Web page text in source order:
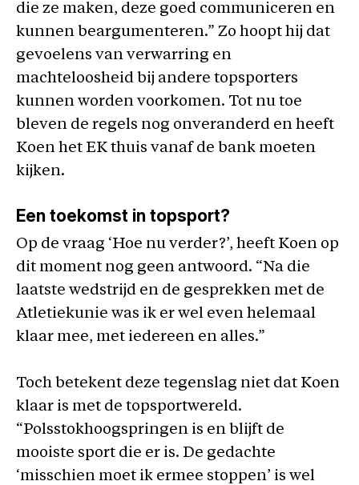
die ze maken, deze goed communiceren en
kunnen beargumenteren.” Zo hoopt hij dat
gevoelens van verwarring en
machteloosheid bij andere topsporters
kunnen worden voorkomen. Tot nu toe
bleven de regels nog onveranderd en heeft
Koen het EK thuis vanaf de bank moeten
kijken.
Een toekomst in topsport?
Op de vraag ‘Hoe nu verder?’, heeft Koen op
dit moment nog geen antwoord. “Na die
laatste wedstrijd en de gesprekken met de
Atletiekunie was ik er wel even helemaal
klaar mee, met iedereen en alles.”
Toch betekent deze tegenslag niet dat Koen
klaar is met de topsportwereld.
“Polsstokhoogspringen is en blijft de
mooiste sport die er is. De gedachte
‘misschien moet ik ermee stoppen’ is wel